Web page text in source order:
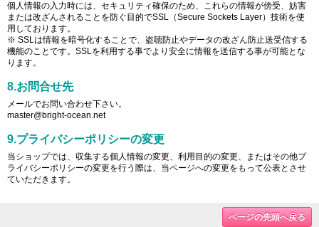
個人情報の入力時には、セキュリティ確保のため、これらの情報が傍受、妨害
または改ざんされることを防ぐ目的でSSL（Secure Sockets Layer）技術を使
用しております。
※ SSLは情報を暗号化することで、盗聴防止やデータの改ざん防止送受信する
機能のことです。SSLを利用する事でより安全に情報を送信する事が可能とな
ります。
8.お問合せ先
メールでお問い合わせ下さい。
master@bright-ocean.net
9.プライバシーポリシーの変更
当ショップでは、収集する個人情報の変更、利用目的の変更、またはその他プ
ライバシーポリシーの変更を行う際は、当ページへの変更をもって公表とさせ
ていただきます。
ページの先頭へ戻る